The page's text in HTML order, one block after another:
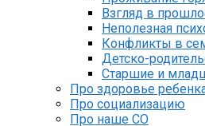
Взгляд в
Неполезная
Конфликты в
Детско-
Старшие и
Про здоровье
Про социализацию
Про наше СО